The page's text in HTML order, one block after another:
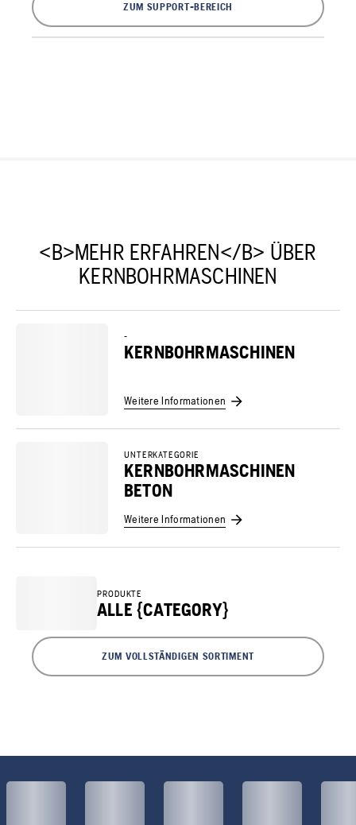
ZUM SUPPORT-BEREICH
<B>MEHR ERFAHREN</B> ÜBER
KERNBOHRMASCHINEN
-
KERNBOHRMASCHINEN
Weitere Informationen
UNTERKATEGORIE
KERNBOHRMASCHINEN
BETON
Weitere Informationen
PRODUKTE
ALLE {CATEGORY}
ZUM VOLLSTÄNDIGEN SORTIMENT